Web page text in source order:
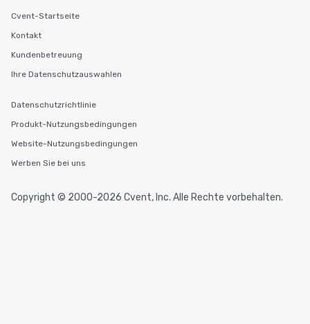
Cvent-Startseite
Kontakt
Kundenbetreuung
Ihre Datenschutzauswahlen
Datenschutzrichtlinie
Produkt-Nutzungsbedingungen
Website-Nutzungsbedingungen
Werben Sie bei uns
Copyright © 2000-2026 Cvent, Inc. Alle Rechte vorbehalten.